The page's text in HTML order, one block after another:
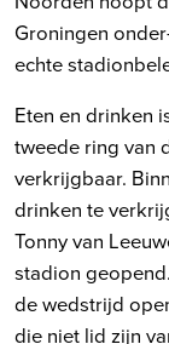
Groningen
echte
Eten en drinken
tweede ring van
verkrijgbaar.
drinken te
Tonny van
stadion
de wedstrijd
die niet lid zijn